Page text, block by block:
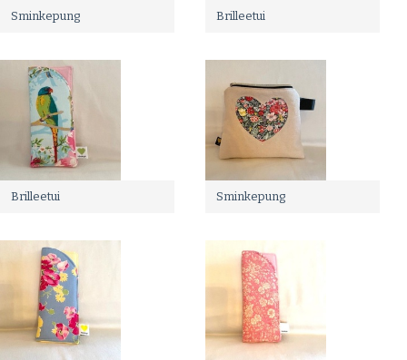
Sminkepung Brilleetui
Brilleetui Sminkepung